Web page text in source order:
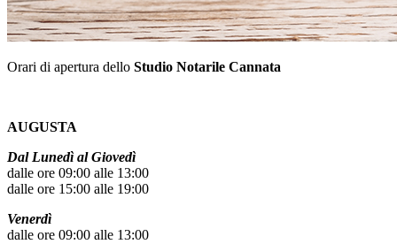
Orari di apertura dello Studio Notarile Cannata
AUGUSTA
Dal Lunedì al Giovedì
dalle ore 09:00 alle 13:00
dalle ore 15:00 alle 19:00
Venerdì
dalle ore 09:00 alle 13:00